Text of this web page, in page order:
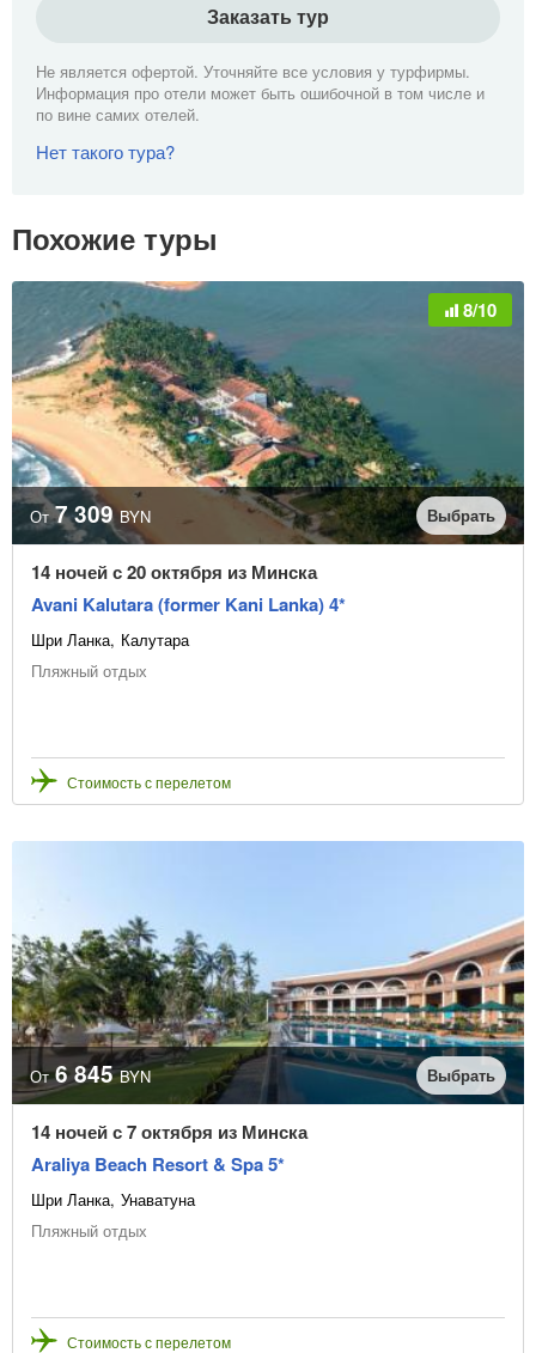
Заказать тур
Не является офертой. Уточняйте все условия у турфирмы.
Информация про отели может быть ошибочной в том числе и
по вине самих отелей.
Нет такого тура?
Похожие туры
8/10
От 7 309 BYN Выбрать
14 ночей с 20 октября из Минска
Avani Kalutara (former Kani Lanka) 4*
Шри Ланка Калутара
Пляжный отдых
Стоимость с перелетом
От 6 845 BYN Выбрать
14 ночей с 7 октября из Минска
Araliya Beach Resort & Spa 5*
Шри Ланка Унаватуна
Пляжный отдых
Стоимость с перелетом